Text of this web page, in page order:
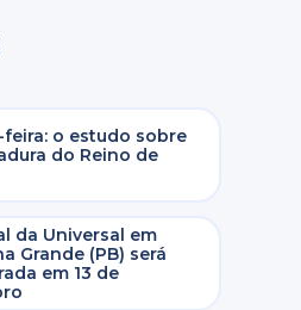
feira: o estudo sobre
do Reino de
da Universal em
Grande (PB) será
em 13 de